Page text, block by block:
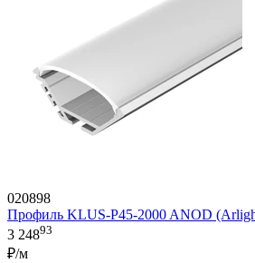
020898
Профиль KLUS-P45-2000 ANOD
3 24893
₽/м